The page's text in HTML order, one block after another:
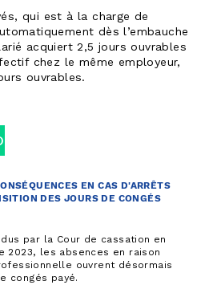
qui est à la charge de
dès l’embauche
acquiert 2,5 jours ouvrables
chez le même employeur,
ouvrables.
EN CAS D'ARRÊTS
DES JOURS DE CONGÉS
par la Cour de cassation en
2023, les absences en raison
ouvrent désormais
congés payé.